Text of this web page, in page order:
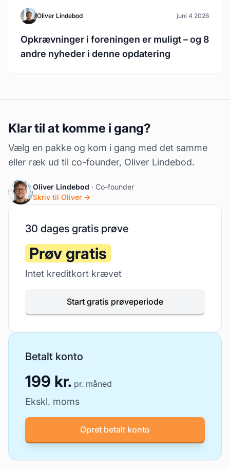
Oliver Lindebod juni 4 2026
Opkrævninger i foreningen er muligt – og 8
andre nyheder i denne opdatering
Klar til at komme i gang?
Vælg en pakke og kom i gang med det samme
eller ræk ud til co-founder, Oliver Lindebod.
Oliver Lindebod · Co-founder
Skriv til Oliver →
30 dages gratis prøve
Prøv gratis
Intet kreditkort krævet
Start gratis prøveperiode
Betalt konto
199 kr. pr. måned
Ekskl. moms
Opret betalt konto